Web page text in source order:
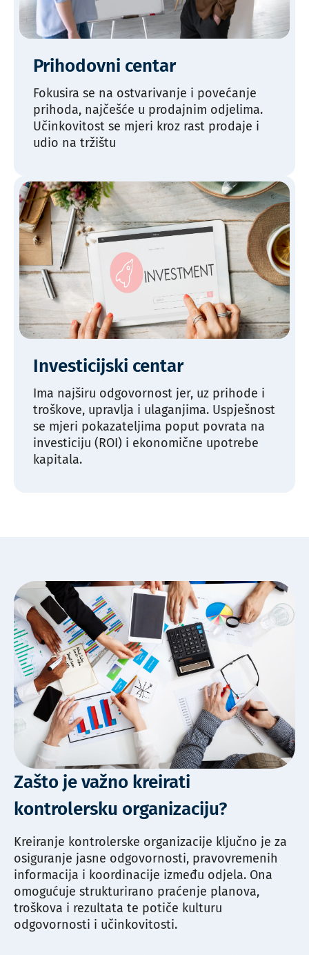
Prihodovni centar
Fokusira se na ostvarivanje i povećanje
prihoda, najčešće u prodajnim odjelima.
Učinkovitost se mjeri kroz rast prodaje i
udio na tržištu
Investicijski centar
Ima najširu odgovornost jer, uz prihode i
troškove, upravlja i ulaganjima. Uspješnost
se mjeri pokazateljima poput povrata na
investiciju (ROI) i ekonomične upotrebe
kapitala.
Zašto je važno kreirati
kontrolersku organizaciju?
Kreiranje kontrolerske organizacije ključno je za
osiguranje jasne odgovornosti, pravovremenih
informacija i koordinacije između odjela. Ona
omogućuje strukturirano praćenje planova,
troškova i rezultata te potiče kulturu
odgovornosti i učinkovitosti.